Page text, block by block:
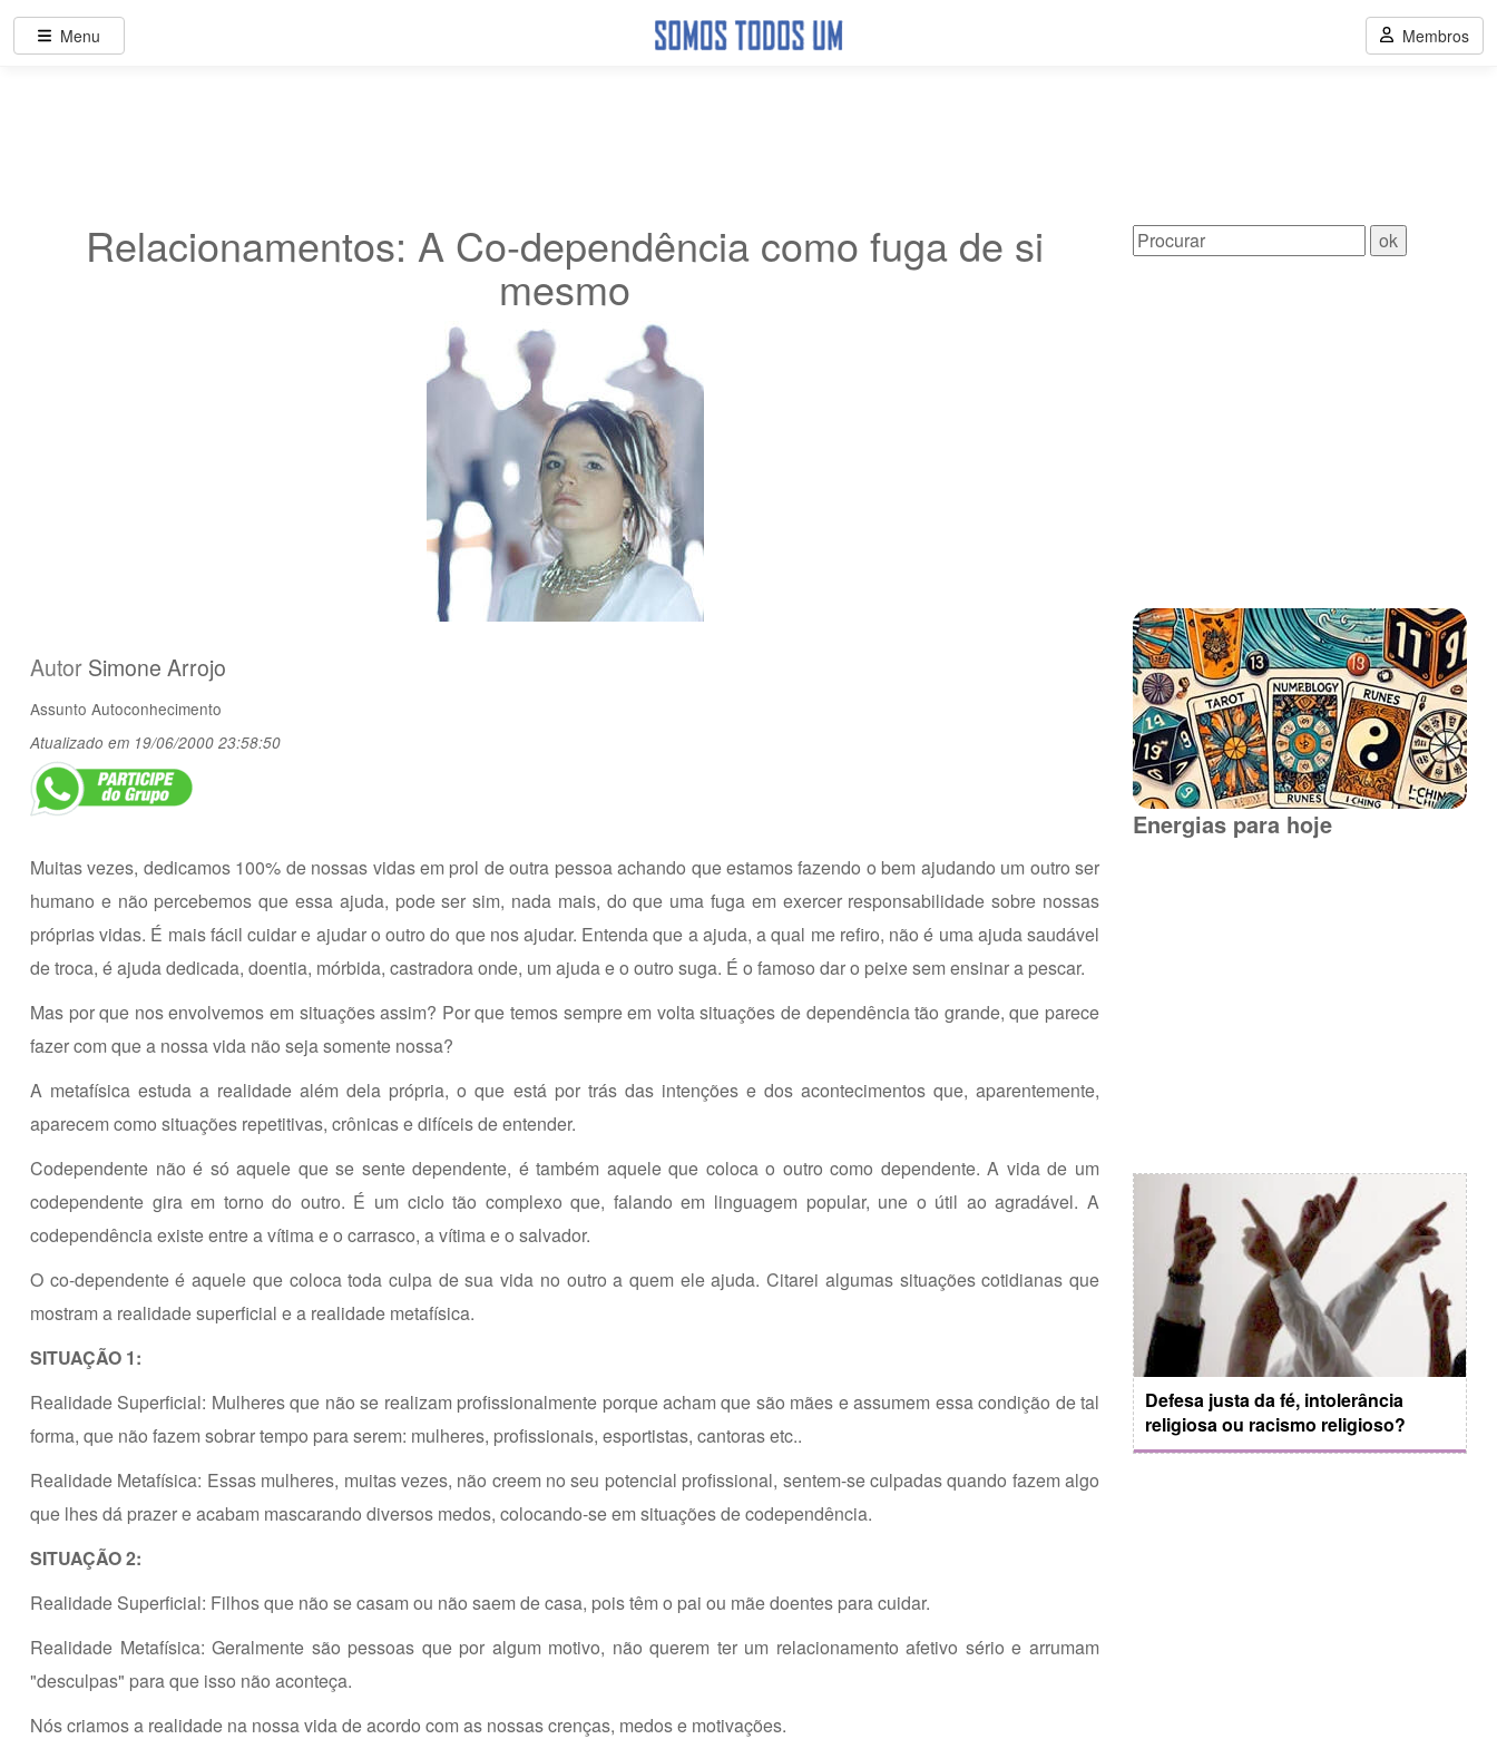
Relacionamentos: A Co-dependência como fuga de si
mesmo
Autor Simone Arrojo
Assunto Autoconhecimento
Atualizado em 19/06/2000 23:58:50
Muitas vezes, dedicamos 100% de nossas vidas em prol de outra pessoa achando que estamos fazendo o bem ajudando um outro ser
humano e não percebemos que essa ajuda, pode ser sim, nada mais, do que uma fuga em exercer responsabilidade sobre nossas
próprias vidas. É mais fácil cuidar e ajudar o outro do que nos ajudar. Entenda que a ajuda, a qual me refiro, não é uma ajuda saudável
de troca, é ajuda dedicada, doentia, mórbida, castradora onde, um ajuda e o outro suga. É o famoso dar o peixe sem ensinar a pescar.
Mas por que nos envolvemos em situações assim? Por que temos sempre em volta situações de dependência tão grande, que parece
fazer com que a nossa vida não seja somente nossa?
A metafísica estuda a realidade além dela própria, o que está por trás das intenções e dos acontecimentos que, aparentemente,
aparecem como situações repetitivas, crônicas e difíceis de entender.
Codependente não é só aquele que se sente dependente, é também aquele que coloca o outro como dependente. A vida de um
codependente gira em torno do outro. É um ciclo tão complexo que, falando em linguagem popular, une o útil ao agradável. A
codependência existe entre a vítima e o carrasco, a vítima e o salvador.
O co-dependente é aquele que coloca toda culpa de sua vida no outro a quem ele ajuda. Citarei algumas situações cotidianas que
mostram a realidade superficial e a realidade metafísica.
SITUAÇÃO 1:
Realidade Superficial: Mulheres que não se realizam profissionalmente porque acham que são mães e assumem essa condição de tal
forma, que não fazem sobrar tempo para serem: mulheres, profissionais, esportistas, cantoras etc..
Realidade Metafísica: Essas mulheres, muitas vezes, não creem no seu potencial profissional, sentem-se culpadas quando fazem algo
que lhes dá prazer e acabam mascarando diversos medos, colocando-se em situações de codependência.
SITUAÇÃO 2:
Realidade Superficial: Filhos que não se casam ou não saem de casa, pois têm o pai ou mãe doentes para cuidar.
Realidade Metafísica: Geralmente são pessoas que por algum motivo, não querem ter um relacionamento afetivo sério e arrumam
"desculpas" para que isso não aconteça.
Nós criamos a realidade na nossa vida de acordo com as nossas crenças, medos e motivações.
Energias para hoje
Defesa justa da fé, intolerância
religiosa ou racismo religioso?
Menu Membros